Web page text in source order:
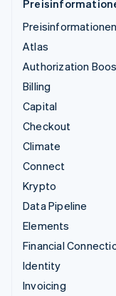
Preisinformationen
Atlas
Authorization
Billing
Capital
Checkout
Climate
Connect
Krypto
Data Pipeline
Elements
Financial
Identity
Invoicing